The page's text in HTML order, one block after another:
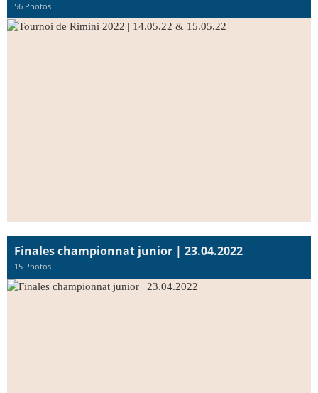
56 Photos
Finales championnat junior | 23.04.2022
15 Photos